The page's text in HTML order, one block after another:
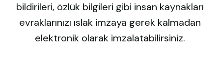
bildirileri, özlük bilgileri gibi insan kaynakları
evraklarınızı ıslak imzaya gerek kalmadan
elektronik olarak imzalatabilirsiniz.